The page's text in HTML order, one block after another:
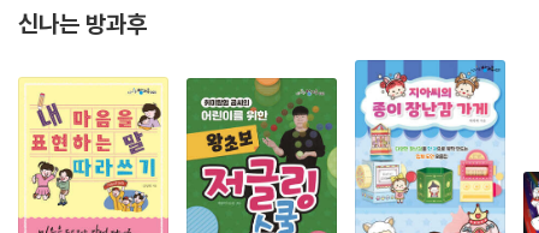
신나는 방과후